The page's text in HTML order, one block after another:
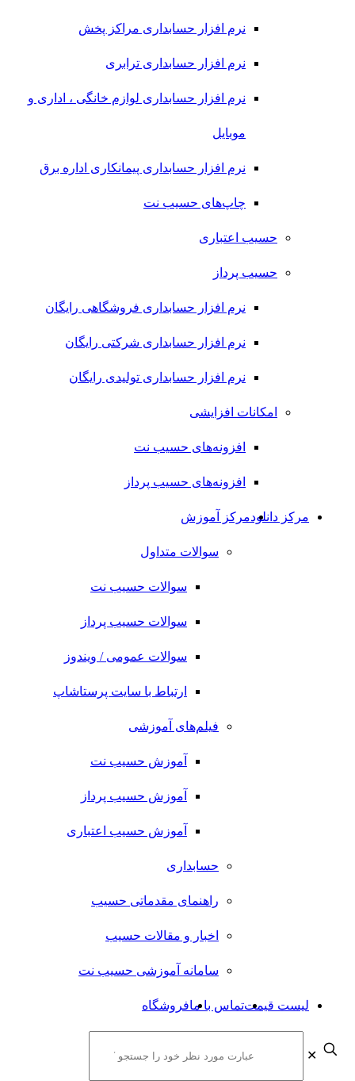
نرم افزار حسابداری مراکز پخش
نرم افزار حسابداری ترابری
نرم افزار حسابداری لوازم خانگی ، اداری و
موبایل
نرم افزار حسابداری پیمانکاری اداره برق
چاپ‌های حسیب نت
حسیب اعتباری
حسیب پرداز
نرم افزار حسابداری فروشگاهی رایگان
نرم افزار حسابداری شرکتی رایگان
نرم افزار حسابداری تولیدی رایگان
امکانات افزایشی
افزونه‌های حسیب نت
افزونه‌های حسیب پرداز
مرکز دانلودمرکز آموزش
سوالات متداول
سوالات حسیب نت
سوالات حسیب پرداز
سوالات عمومی / ویندوز
ارتباط با سایت پرستاشاپ
فیلم‌های آموزشی
آموزش حسیب نت
آموزش حسیب پرداز
آموزش حسیب اعتباری
حسابداری
راهنمای مقدماتی حسیب
اخبار و مقالات حسیب
سامانه آموزشی حسیب نت
لیست قیمتتماس با مافروشگاه
✕